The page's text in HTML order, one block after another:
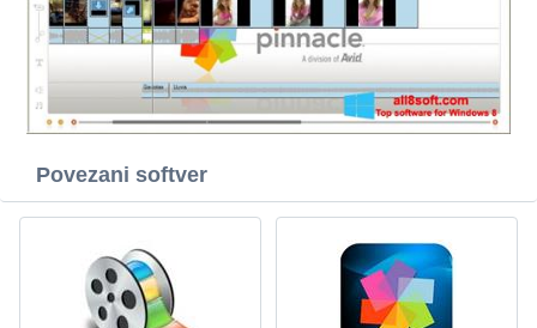
Povezani softver